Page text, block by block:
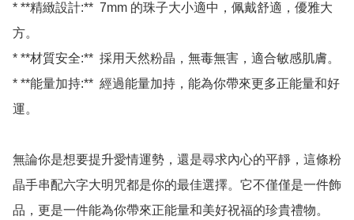
* **精緻設計:**  7mm 的珠子大小適中，佩戴舒適，優雅大
方。
* **材質安全:**  採用天然粉晶，無毒無害，適合敏感肌膚。
* **能量加持:**  經過能量加持，能為你帶來更多正能量和好
運。
無論你是想要提升愛情運勢，還是尋求內心的平靜，這條粉
晶手串配六字大明咒都是你的最佳選擇。它不僅僅是一件飾